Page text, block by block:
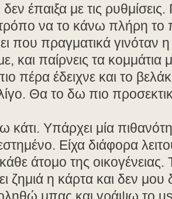
δεν έπαιξα με τις
να το κάνω πλήρη το
που πραγματικά γινόταν
και παίρνεις τα κομμάτια
πέρα έδειχνε και το
Θα το δω πιο
Υπάρχει μία
Είχα διάφορα
άτομο της
ζημιά η κάρτα και δεν μου
μπας και γράψω το